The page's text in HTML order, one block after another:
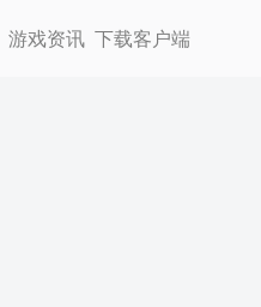
游戏资讯 下载客户端